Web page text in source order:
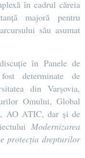
în cadrul căreia
majoră pentru
său asumat
în Panele de
determinate de
din Varșovia,
Omului, Global
AO ATIC, dar și de
Modernizarea
protecția drepturilor